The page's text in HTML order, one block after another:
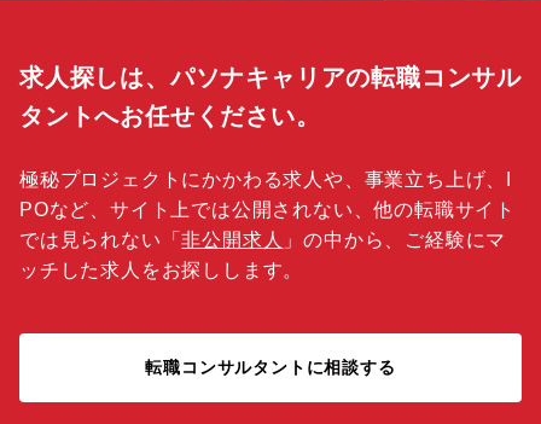
求人探しは、パソナキャリアの転職コンサル
タントへお任せください。
極秘プロジェクトにかかわる求人や、事業立ち上げ、I
POなど、サイト上では公開されない、他の転職サイト
では見られない「非公開求人 」の中から、ご経験にマ
ッチした求人をお探しします。
転職コンサルタントに相談する